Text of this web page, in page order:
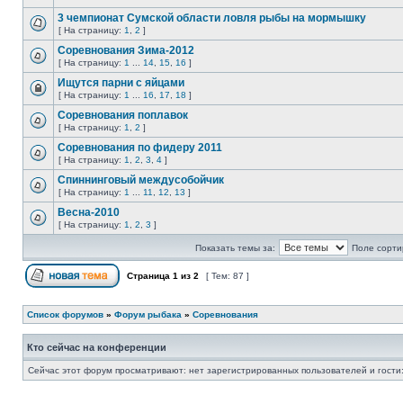
3 чемпионат Сумской области ловля рыбы на мормышку
[ На страницу: 1 2 ]
Соревнования Зима-2012
[ На страницу: 1 14 15 16 ]
Ищутся парни с яйцами
[ На страницу: 1 16 17 18 ]
Соревнования поплавок
[ На страницу: 1 2 ]
Соревнования по фидеру 2011
[ На страницу: 1 2 3 4 ]
Спиннинговый междусобойчик
[ На страницу: 1 11 12 13 ]
Весна-2010
[ На страницу: 1 2 3 ]
Показать темы за: Поле
Страница 1 из 2 [ Тем: 87 ]
Список форумов » Форум рыбака » Соревнования
Кто сейчас на конференции
Сейчас этот форум просматривают: нет зарегистрированных пользователей и